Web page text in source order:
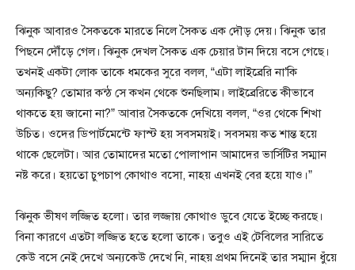
ঝিনুক আবারও সৈকতকে মারতে নিলে সৈকত এক দৌড় দেয়। ঝিনুক তার
পিছনে দৌঁড়ে গেল। ঝিনুক দেখল সৈকত এক চেয়ার টান দিয়ে বসে গেছে।
তখনই একটা লোক তাকে ধমকের সুরে বলল, “এটা লাইব্রেরি না’কি
অন্যকিছু? তোমার কন্ঠ সে কখন থেকে শুনছিলাম। লাইব্রেরিতে কীভাবে
থাকতে হয় জানো না?” আবার সৈকতকে দেখিয়ে বলল, “ওর থেকে শিখা
উচিত। ওদের ডিপার্টমেন্টে ফাস্ট হয় সবসময়ই। সবসময় কত শান্ত হয়ে
থাকে ছেলেটা। আর তোমাদের মতো পোলাপান আমাদের ভার্সিটির সম্মান
নষ্ট করে। হয়তো চুপচাপ কোথাও বসো, নাহয় এখনই বের হয়ে যাও।”
ঝিনুক ভীষণ লজ্জিত হলো। তার লজ্জায় কোথাও ডুবে যেতে ইচ্ছে করছে।
বিনা কারণে এতটা লজ্জিত হতে হলো তাকে। তবুও এই টেবিলের সারিতে
কেউ বসে নেই দেখে অন্যকেউ দেখে নি, নাহয় প্রথম দিনেই তার সম্মান ধুঁয়ে